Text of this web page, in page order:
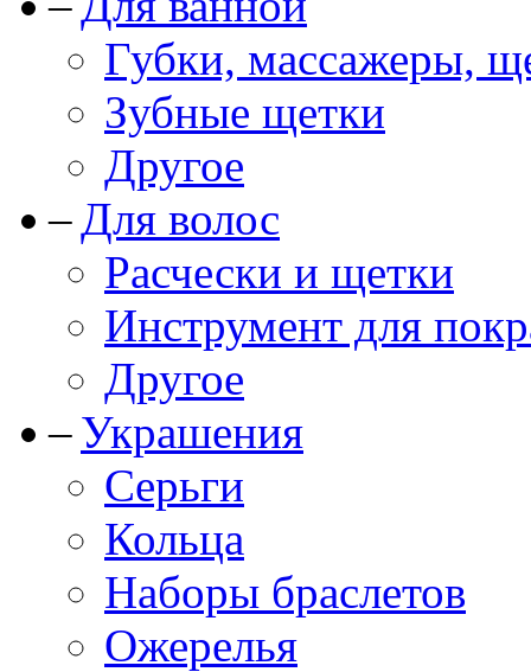
Губки, массажеры,
Зубные щетки
Другое
Для волос
Расчески и щетки
Инструмент для
Другое
Украшения
Серьги
Кольца
Наборы браслетов
Ожерелья